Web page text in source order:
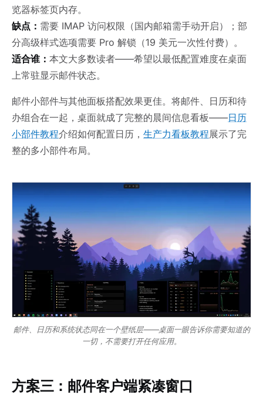
览器标签页内存。
缺点： 需要 IMAP 访问权限（国内邮箱需手动开启）；部
分高级样式选项需要 Pro 解锁（19 美元一次性付费）。
适合谁： 本文大多数读者——希望以最低配置难度在桌面
上常驻显示邮件状态。
邮件小部件与其他面板搭配效果更佳。将邮件、日历和待
办组合在一起，桌面就成了完整的晨间信息看板——日历
小部件教程介绍如何配置日历， 生产力看板教程展示了完
整的多小部件布局。
邮件、日历和系统状态同在一个壁纸层——桌面一眼告诉你需要知道的
一切，不需要打开任何应用。
方案三：邮件客户端紧凑窗口